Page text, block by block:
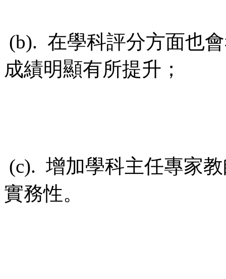
(b). 在學科評分方面也
成績明顯有所提升；
(c). 增加學科主任專家
實務性。